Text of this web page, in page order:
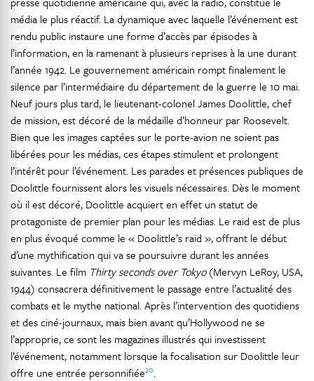
média le plus réactif. La dynamique avec laquelle l’événement est
rendu public instaure une forme d’accès par épisodes à
l’information, en la ramenant à plusieurs reprises à la une durant
l’année 1942. Le gouvernement américain rompt finalement le
silence par l’intermédiaire du département de la guerre le 10 mai.
Neuf jours plus tard, le lieutenant-colonel James Doolittle, chef
de mission, est décoré de la médaille d’honneur par Roosevelt.
Bien que les images captées sur le porte-avion ne soient pas
libérées pour les médias, ces étapes stimulent et prolongent
l’intérêt pour l’événement. Les parades et présences publiques de
Doolittle fournissent alors les visuels nécessaires. Dès le moment
où il est décoré, Doolittle acquiert en effet un statut de
protagoniste de premier plan pour les médias. Le raid est de plus
en plus évoqué comme le « Doolittle’s raid », offrant le début
d’une mythification qui va se poursuivre durant les années
suivantes. Le film Thirty seconds over Tokyo(Mervyn LeRoy, USA,
1944) consacrera définitivement le passage entre l’actualité des
combats et le mythe national. Après l’intervention des quotidiens
et des ciné-journaux, mais bien avant qu’Hollywood ne se
l’approprie, ce sont les magazines illustrés qui investissent
l’événement, notamment lorsque la focalisation sur Doolittle leur
offre une entrée personnifiée20.